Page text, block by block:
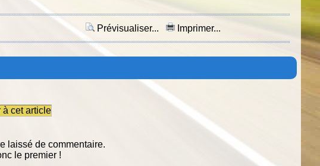
Prévisualiser... Imprimer...
à cet article
laissé de commentaire.
le premier !